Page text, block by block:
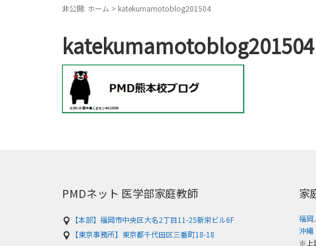
非公開: ホーム > katekumamotoblog201504
katekumamotoblog201504
PMDネット 医学部家庭教師
【本部】福岡市中央区大名2丁目11-25新栄ビル6F
【東京事務所】東京都千代田区三番町18-18
家
福岡
沖縄
※上